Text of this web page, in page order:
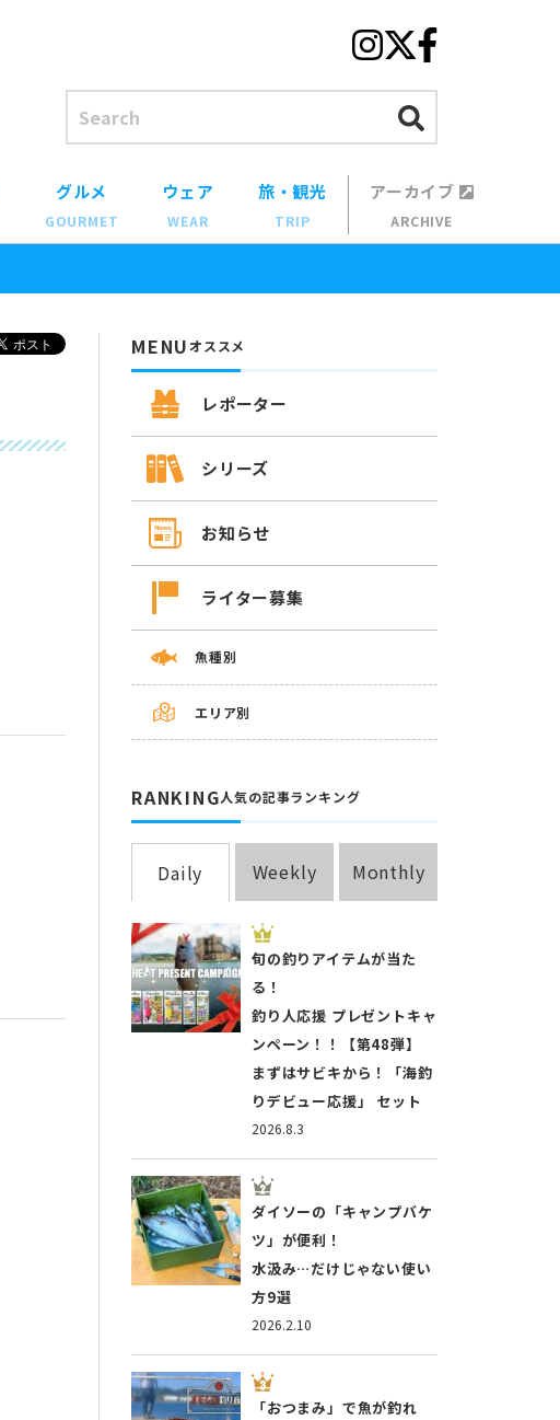
グルメ
GOURMET
ウェア
WEAR
旅・観光
TRIP
アーカイブ
ARCHIVE
MENUオススメ
レポーター
シリーズ
お知らせ
ライター募集
魚種別
エリア別
RANKING人気の記事ランキング
Daily Weekly Monthly
2026.8.3
旬の釣りアイテムが当た
る！
釣り人応援 プレゼントキャ
ンペーン！！【第48弾】
まずはサビキから！「海釣
りデビュー応援」 セット
2026.2.10
ダイソーの「キャンプバケ
ツ」が便利！
水汲み…だけじゃない使い
方9選
「おつまみ」で魚が釣れ